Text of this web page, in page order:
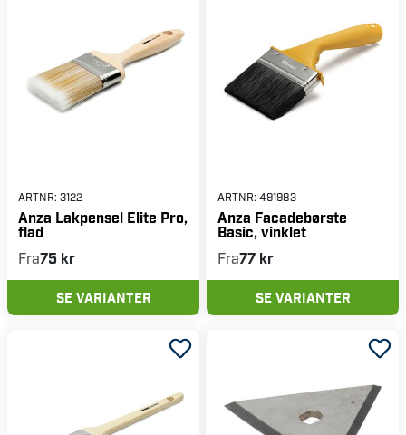
ARTNR: 3122
Anza Lakpensel Elite Pro,
flad
Fra75 kr
SE VARIANTER
ARTNR: 491983
Anza Facadebørste
Basic, vinklet
Fra77 kr
SE VARIANTER